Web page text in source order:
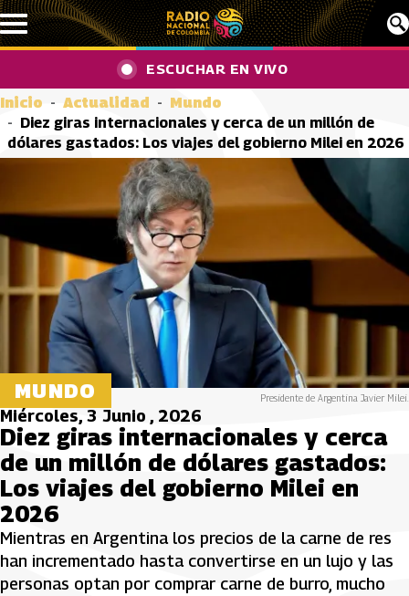
Pasar al contenido principal
ESCUCHAR EN VIVO
Inicio Actualidad
Mundo
Diez giras internacionales y cerca de un millón de
dólares gastados: Los viajes del gobierno Milei en 2026
MUNDO Presidente de Argentina Javier Milei.
Miércoles, 3 Junio , 2026
Diez giras internacionales y cerca
de un millón de dólares gastados:
Los viajes del gobierno Milei en
2026
Mientras en Argentina los precios de la carne de res
han incrementado hasta convertirse en un lujo y las
personas optan por comprar carne de burro, mucho